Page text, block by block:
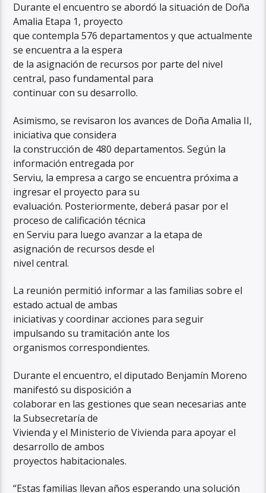
Durante el encuentro se abordó la situación de Doña
Amalia Etapa 1, proyecto
que contempla 576 departamentos y que actualmente
se encuentra a la espera
de la asignación de recursos por parte del nivel
central, paso fundamental para
continuar con su desarrollo.
Asimismo, se revisaron los avances de Doña Amalia II,
iniciativa que considera
la construcción de 480 departamentos. Según la
información entregada por
Serviu, la empresa a cargo se encuentra próxima a
ingresar el proyecto para su
evaluación. Posteriormente, deberá pasar por el
proceso de calificación técnica
en Serviu para luego avanzar a la etapa de
asignación de recursos desde el
nivel central.
La reunión permitió informar a las familias sobre el
estado actual de ambas
iniciativas y coordinar acciones para seguir
impulsando su tramitación ante los
organismos correspondientes.
Durante el encuentro, el diputado Benjamín Moreno
manifestó su disposición a
colaborar en las gestiones que sean necesarias ante
la Subsecretaría de
Vivienda y el Ministerio de Vivienda para apoyar el
desarrollo de ambos
proyectos habitacionales.
“Estas familias llevan años esperando una solución